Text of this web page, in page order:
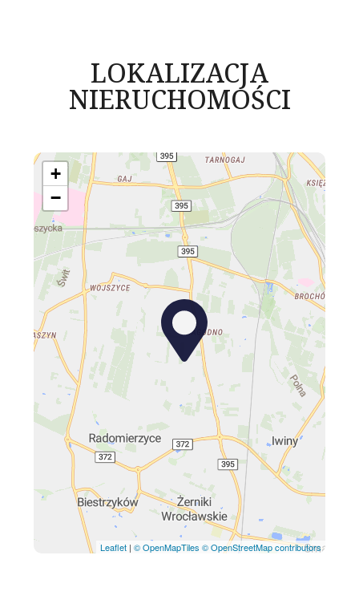
LOKALIZACJA
NIERUCHOMOŚCI
+
−
Leaflet | © OpenMapTiles © OpenStreetMap contributors